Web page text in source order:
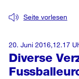
Diverse
Seite vorlesen
20. Juni 2016,12.17